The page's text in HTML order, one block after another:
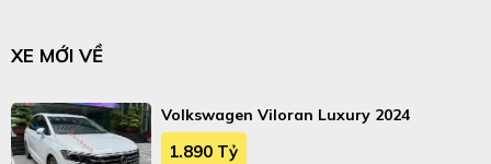
XE MỚI VỀ
Volkswagen Viloran Luxury 2024
1.890 Tỷ